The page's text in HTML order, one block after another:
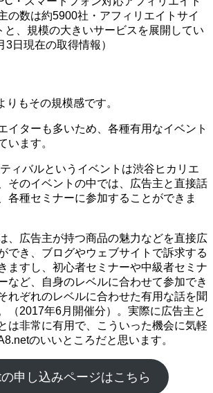
の数は約5900社・アフィリエイトサイ
と、規模の大きいサービスを展開してい
3日現在の取得情報）
りもその規模感です。
イターも多いため、各種有用なイベント
います。
ィバルというイベントは渋谷ヒカリエ
そのイベントの中では、広告主と直接話
各種セミナーに参加することができま
、広告主が持つ商品の魅力などを直接広
でき、ブログやウェブサイトで訴求する
ますし、初心者セミナーや中級者セミナ
など、自身のレベルに合わせて参加でき
れぞれのレベルに合わせた有用な話を聞
（2017年6月開催分）。実際に広告主と
は非常に有用で、こういった機会に気軽
のいいところだと思います。
申し込みページはこちら